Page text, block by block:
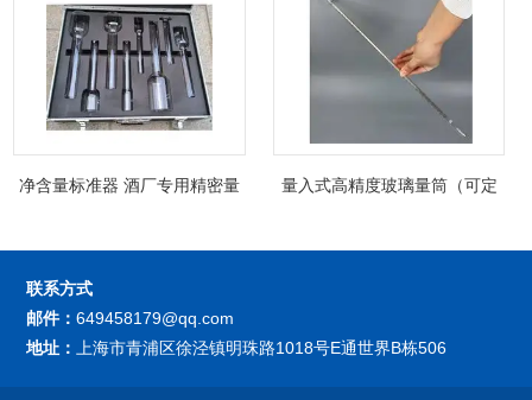
净含量标准器 酒厂专用精密量
量入式高精度玻璃量筒（可定
联系方式
邮件：649458179@qq.com
地址：
上海市青浦区徐泾镇明珠路1018号E通世界B栋506